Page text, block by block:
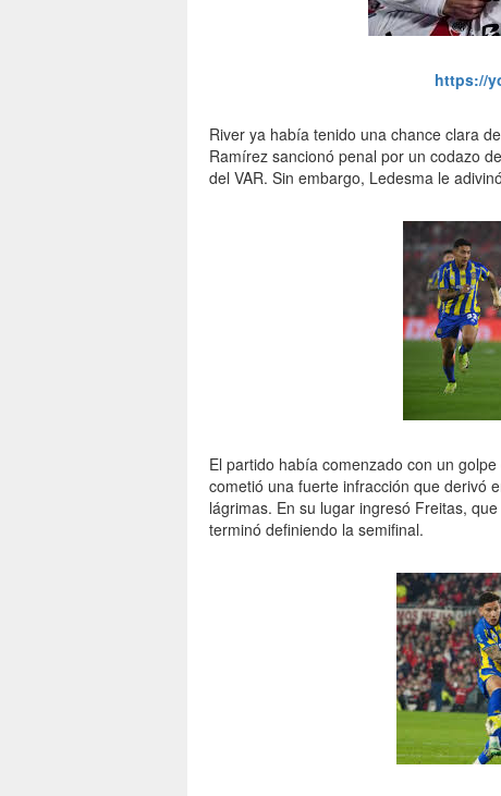
https://
River ya había tenido una chance clara
Ramírez sancionó penal por un codazo
del VAR. Sin embargo, Ledesma le
El partido había comenzado con un
cometió una fuerte infracción que derivó
lágrimas. En su lugar ingresó Freitas,
terminó definiendo la semifinal.